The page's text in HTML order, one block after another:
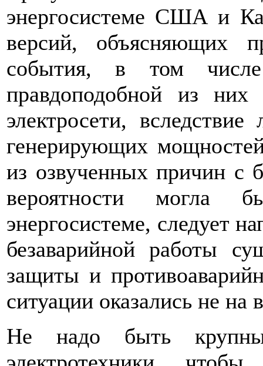
энергосистеме США и
версий, объясняющих
события, в том
правдоподобной из них
электросети,
генерирующих
из озвученных причин с
вероятности могла
энергосистеме, следует
безаварийной работы
защиты и
ситуации оказались не на
Не надо быть